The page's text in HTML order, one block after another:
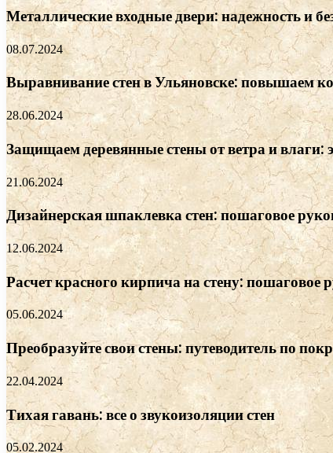
Металлические входные двери: надежность и
08.07.2024
Выравнивание стен в Ульяновске: повышаем
28.06.2024
Защищаем деревянные стены от ветра и влаги:
21.06.2024
Дизайнерская шпаклевка стен: пошаговое
12.06.2024
Расчет красного кирпича на стену: пошаговое
05.06.2024
Преобразуйте свои стены: путеводитель по
22.04.2024
Тихая гавань: все о звукоизоляции стен
05.02.2024